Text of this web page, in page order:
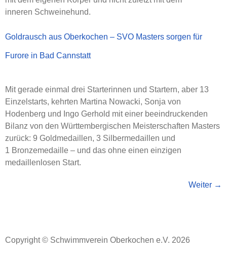
inneren Schweinehund.
Goldrausch aus Oberkochen – SVO Masters sorgen für
Furore in Bad Cannstatt
Mit gerade einmal drei Starterinnen und Startern, aber 13
Einzelstarts, kehrten Martina Nowacki, Sonja von
Hodenberg und Ingo Gerhold mit einer beeindruckenden
Bilanz von den Württembergischen Meisterschaften Masters
zurück: 9 Goldmedaillen, 3 Silbermedaillen und
1 Bronzemedaille – und das ohne einen einzigen
medaillenlosen Start.
Weiter →
Copyright © Schwimmverein Oberkochen e.V. 2026